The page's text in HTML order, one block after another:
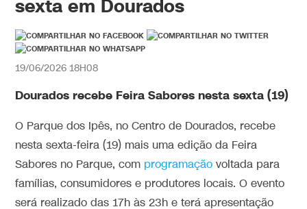
sexta em Dourados
19/06/2026 18H08
Dourados recebe Feira Sabores nesta sexta (19)
O Parque dos Ipês, no Centro de Dourados, recebe
nesta sexta-feira (19) mais uma edição da Feira
Sabores no Parque, com programação voltada para
famílias, consumidores e produtores locais. O evento
será realizado das 17h às 23h e terá apresentação